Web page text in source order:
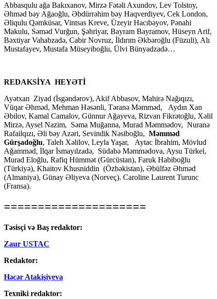
Abbasqulu ağa Bakıxanov, Mirzə Fətəli Axundov, Lev Tolstoy,
Əhməd bəy Ağaoğlu, Əbdürrəhim bəy Haqverdiyev, Cek London,
Əliqulu Qəmküsar, Vintsas Kreve, Üzeyir Hacıbəyov, Pənahi
Makulu, Səməd Vurğun, Şəhriyar, Bayram Bayramov, Hüseyn Arif,
Bəxtiyar Vahabzadə, Cabir Novruz, İldırım Əkbəroğlu (Füzuli), Alı
Mustafayev, Mustafa Müseyiboğlu, Ülvi Bünyadzadə…
REDAKSİYA HEYƏTİ
Ayətxan Ziyad (İsgəndərov), Akif Abbasov, Mahirə Nağıqızı,
Vüqar Əhməd, Mehman Həsənli, Təranə Məmməd, Aydın Xan
Əbilov, Kamal Camalov, Günnur Ağayeva, Rizvan Fikrətoğlu, Xəlil
Mirzə, Aysel Nazim, Səma Muğanna, Murad Məmmədov, Nuranə
Rafailqızı, Əli bəy Azəri, Sevindik Nəsiboğlu, Məmməd
Gürşadoğlu, Taleh Xəlilov, Leyla Yaşar, Aytac İbrahim, Mövlud
Ağamməd, İlqar İsmayılzadə, Südabə Məmmədova, Aysu Türkel,
Murad Eloğlu, Rafiq Hümmət (Gürcüstan), Faruk Habiboğlu
(Türkiyə), Khaitov Khusniddin (Özbəkistan), Əbülfəz Əhməd
(Almaniya), Günay Əliyeva (Norveç). Caroline Laurent Turunc
(Fransa).
=====================
Təsisçi və Baş redaktor:
Zaur USTAC
Redaktor:
Həcər Atakişiyeva
Texniki redaktor: